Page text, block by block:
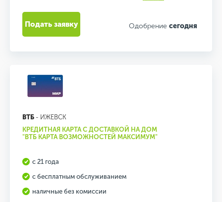
Одобрение сегодня
Подать заявку
ВТБ - ИЖЕВСК
КРЕДИТНАЯ КАРТА С ДОСТАВКОЙ НА ДОМ
"ВТБ КАРТА ВОЗМОЖНОСТЕЙ МАКСИМУМ"
с 21 года
с бесплатным обслуживанием
наличные без комиссии